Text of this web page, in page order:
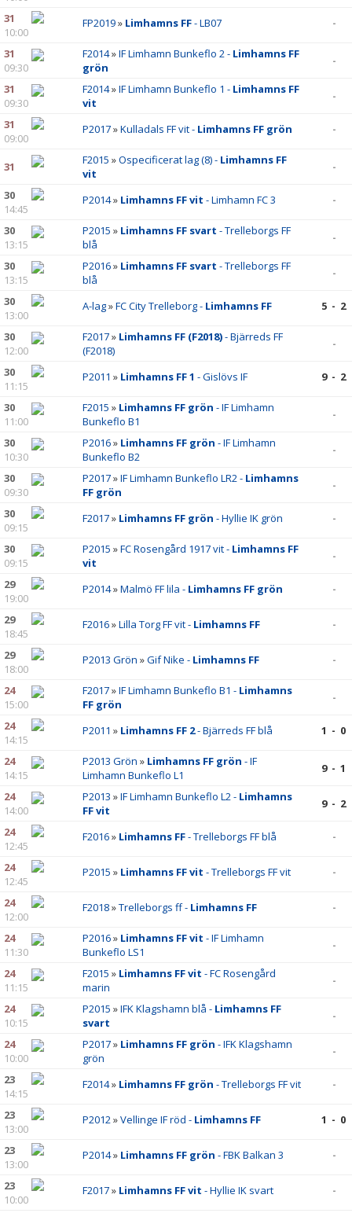
31
10:00
FP2019» Limhamns FF- LB07 -
31
09:30
F2014»IF Limhamn Bunkeflo 2 - Limhamns FF
grön
-
31
09:30
F2014»IF Limhamn Bunkeflo 1 - Limhamns FF
vit
-
31
09:00
P2017»Kulladals FF vit - Limhamns FF grön -
31 F2015 »Ospecificerat lag (8) - Limhamns FF
vit
-
30
14:45
P2014» Limhamns FF vit - Limhamn FC 3 -
30
13:15
P2015 » Limhamns FF svart - Trelleborgs FF
blå
-
30
13:15
P2016» Limhamns FF svart - Trelleborgs FF
blå
-
30
13:00
A-lag»FC City Trelleborg - Limhamns FF 5 - 2
30
12:00
F2017» Limhamns FF (F2018)- Bjärreds FF
(F2018)
-
30
11:15
P2011 » Limhamns FF 1 - Gislövs IF 9 - 2
30
11:00
F2015 » Limhamns FF grön - IF Limhamn
Bunkeflo B1
-
30
10:30
P2016» Limhamns FF grön - IF Limhamn
Bunkeflo B2
-
30
09:30
P2017»IF Limhamn Bunkeflo LR2 - Limhamns
FF grön
-
30
09:15
F2017» Limhamns FF grön - Hyllie IK grön -
30
09:15
P2015 »FC Rosengård 1917 vit - Limhamns FF
vit
-
29
19:00
P2014»Malmö FF lila - Limhamns FF grön -
29
18:45
F2016»Lilla Torg FF vit - Limhamns FF -
29
18:00
P2013 Grön »Gif Nike - Limhamns FF -
24
15:00
F2017»IF Limhamn Bunkeflo B1 - Limhamns
FF grön
-
24
14:15
P2011 » Limhamns FF 2- Bjärreds FF blå 1 - 0
24
14:15
P2013 Grön » Limhamns FF grön - IF
Limhamn Bunkeflo L1
9 - 1
24
14:00
P2013 »IF Limhamn Bunkeflo L2 - Limhamns
FF vit
9 - 2
24
12:45
F2016» Limhamns FF- Trelleborgs FF blå -
24
12:45
P2015 » Limhamns FF vit - Trelleborgs FF vit -
24
12:00
F2018»Trelleborgs ff - Limhamns FF -
24
11:30
P2016» Limhamns FF vit - IF Limhamn
Bunkeflo LS1
-
24
11:15
F2015 » Limhamns FF vit - FC Rosengård
marin
-
24
10:15
P2015 »IFK Klagshamn blå - Limhamns FF
svart
-
24
10:00
P2017» Limhamns FF grön - IFK Klagshamn
grön
-
23
14:15
F2014» Limhamns FF grön - Trelleborgs FF vit -
23
13:00
P2012»Vellinge IF röd - Limhamns FF 1 - 0
23
13:00
P2014» Limhamns FF grön - FBK Balkan 3 -
23
10:00
F2017» Limhamns FF vit - Hyllie IK svart -